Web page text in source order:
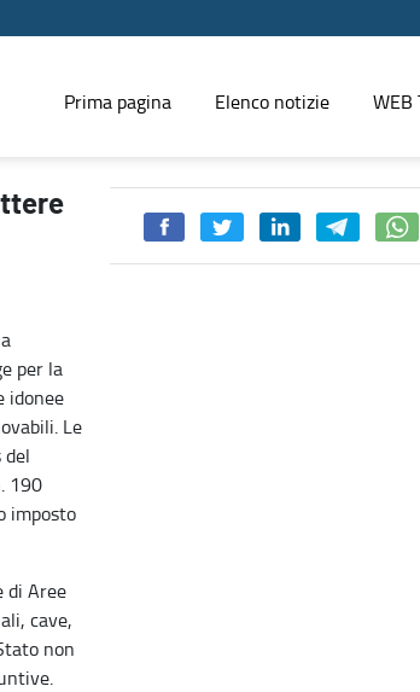
Prima pagina Elenco notizie WEB
di impianti a fonti rinnovabili - PRESS
per la
idonee
Le
190
imposto
di Aree
cave,
non